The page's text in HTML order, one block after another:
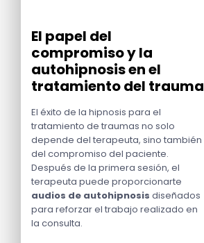
El papel del
compromiso y la
autohipnosis en el
tratamiento del trauma
El éxito de la hipnosis para el
tratamiento de traumas no solo
depende del terapeuta, sino también
del compromiso del paciente.
Después de la primera sesión, el
terapeuta puede proporcionarte
audios de autohipnosis diseñados
para reforzar el trabajo realizado en
la consulta.